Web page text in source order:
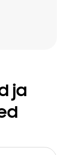
ja